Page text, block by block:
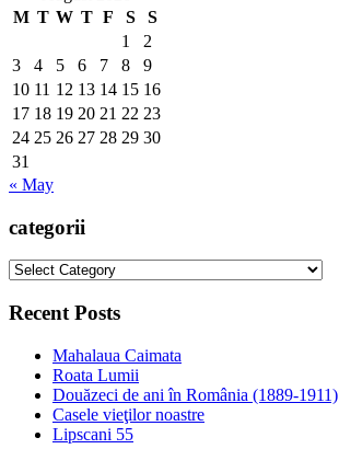
M T W T F S
S
1
2
3
4 5 6 7 8
9
10 11 12 13 14 15 16
17 18 19 20 21 22 23
24 25 26 27 28 29 30
31
« May
categorii
categorii
Recent Posts
Mahalaua Caimata
Roata Lumii
Douăzeci de ani în România (1889-1911)
Casele vieţilor noastre
Lipscani 55